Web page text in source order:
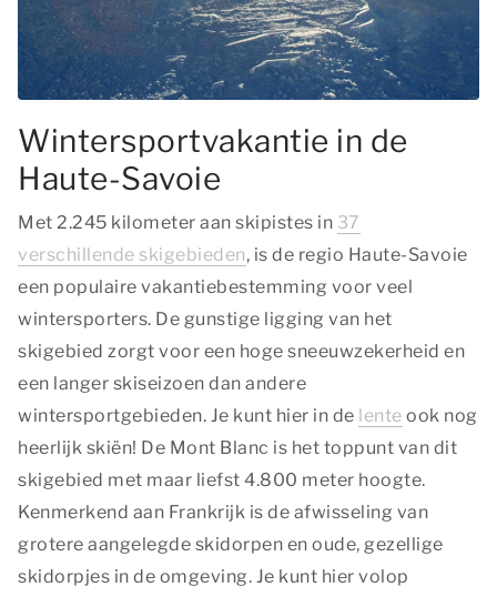
Wintersportvakantie in de
Haute-Savoie
Met 2.245 kilometer aan skipistes in 37
verschillende skigebieden, is de regio Haute-Savoie
een populaire vakantiebestemming voor veel
wintersporters. De gunstige ligging van het
skigebied zorgt voor een hoge sneeuwzekerheid en
een langer skiseizoen dan andere
wintersportgebieden. Je kunt hier in de lente ook nog
heerlijk skiën! De Mont Blanc is het toppunt van dit
skigebied met maar liefst 4.800 meter hoogte.
Kenmerkend aan Frankrijk is de afwisseling van
grotere aangelegde skidorpen en oude, gezellige
skidorpjes in de omgeving. Je kunt hier volop